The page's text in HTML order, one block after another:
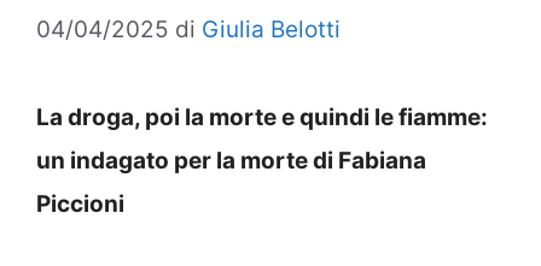
04/04/2025 di Giulia Belotti
La droga, poi la morte e quindi le fiamme:
un indagato per la morte di Fabiana
Piccioni